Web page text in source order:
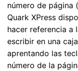
número de página
Quark XPress
hacer referencia a
escribir en una
aprentando las
número de la